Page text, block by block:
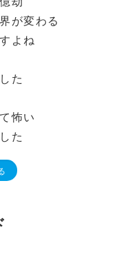
が変わる
よね
た
怖い
た